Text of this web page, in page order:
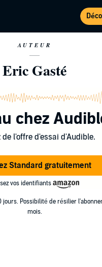
AUTEUR
Eric Gasté
chez
de l'offre d'essai d'Audible.
Standard gratuitement
vos identifiants
jours. Possibilité de résilier
mois.